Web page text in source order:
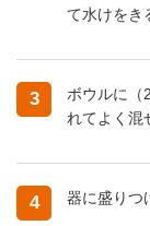
て水けをき
3
ボウルに（
れてよく混
4 器に盛りつ